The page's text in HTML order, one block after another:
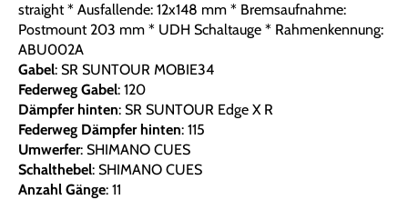
straight * Ausfallende: 12x148 mm * Bremsaufnahme:
Postmount 203 mm * UDH Schaltauge * Rahmenkennung:
ABU002A
Gabel: SR SUNTOUR MOBIE34
Federweg Gabel: 120
Dämpfer hinten: SR SUNTOUR Edge X R
Federweg Dämpfer hinten: 115
Umwerfer: SHIMANO CUES
Schalthebel: SHIMANO CUES
Anzahl Gänge: 11